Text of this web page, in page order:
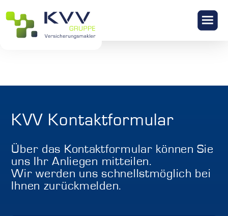
KVV Kontaktformular
Über das Kontaktformular können Sie
uns Ihr Anliegen mitteilen.
Wir werden uns schnellstmöglich bei
Ihnen zurückmelden.